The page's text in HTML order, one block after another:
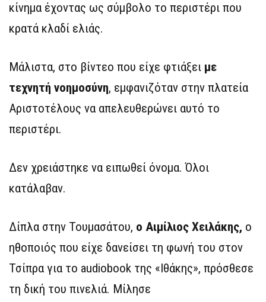
κίνημα έχοντας ως σύμβολο το περιστέρι που
κρατά κλαδί ελιάς.
Μάλιστα, στο βίντεο που είχε φτιάξει με
τεχνητή νοημοσύνη, εμφανιζόταν στην πλατεία
Αριστοτέλους να απελευθερώνει αυτό το
περιστέρι.
Δεν χρειάστηκε να ειπωθεί όνομα. Όλοι
κατάλαβαν.
Δίπλα στην Τουμασάτου, ο Αιμίλιος Χειλάκης, ο
ηθοποιός που είχε δανείσει τη φωνή του στον
Τσίπρα για το audiobook της «Ιθάκης», πρόσθεσε
τη δική του πινελιά. Μίλησε